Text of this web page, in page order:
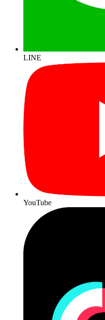
LINE
YouTube